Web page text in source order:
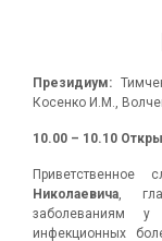
Президиум:
Косенко И.М.,
10.00 – 10.10
Приветственное
Николаевича,
заболеваниям
инфекционных